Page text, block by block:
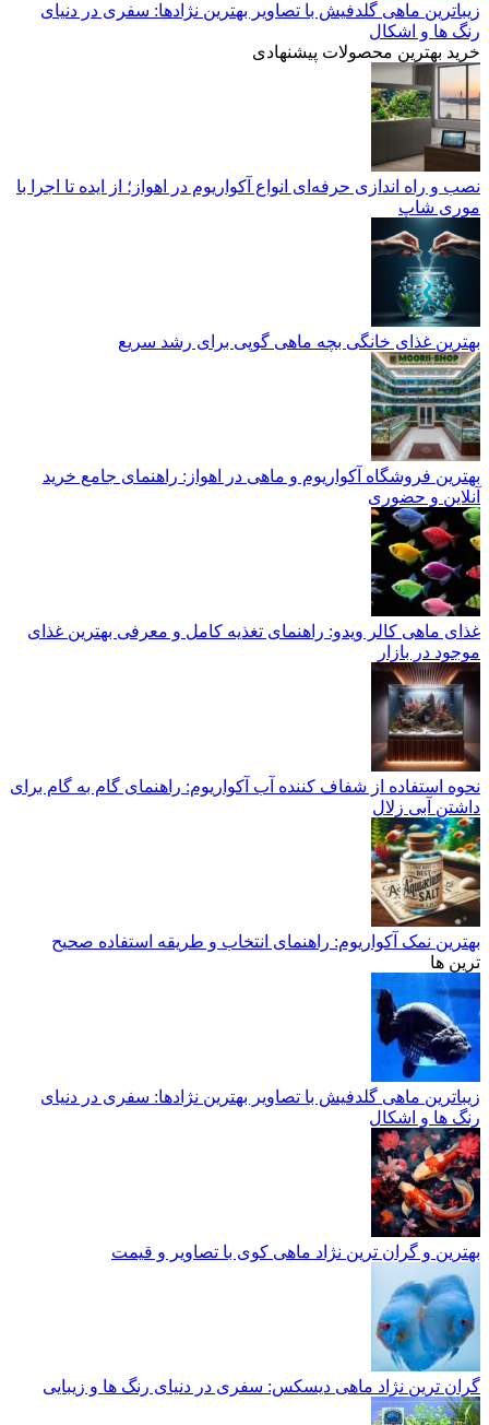
زیباترین ماهی گلدفیش با تصاویر بهترین نژادها: سفری در دنیای
رنگ ها و اشکال
خرید بهترین محصولات پیشنهادی
نصب و راه‌ اندازی حرفه‌ای انواع آکواریوم در اهواز؛ از ایده تا اجرا با
موری شاپ
بهترین غذای خانگی بچه ماهی گوپی برای رشد سریع
بهترین فروشگاه آکواریوم و ماهی در اهواز: راهنمای جامع خرید
آنلاین و حضوری
غذای ماهی کالر ویدو: راهنمای تغذیه کامل و معرفی بهترین غذای
موجود در بازار
نحوه استفاده از شفاف کننده آب آکواریوم: راهنمای گام به گام برای
داشتن آبی زلال
بهترین نمک آکواریوم: راهنمای انتخاب و طریقه استفاده صحیح
ترین ها
زیباترین ماهی گلدفیش با تصاویر بهترین نژادها: سفری در دنیای
رنگ ها و اشکال
بهترین و گران ترین نژاد ماهی کوی با تصاویر و قیمت
گران ترین نژاد ماهی دیسکس: سفری در دنیای رنگ ها و زیبایی